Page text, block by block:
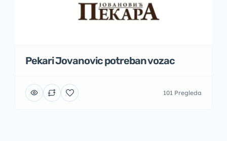
Pekari Jovanovic potreban vozac
101 Pregleda